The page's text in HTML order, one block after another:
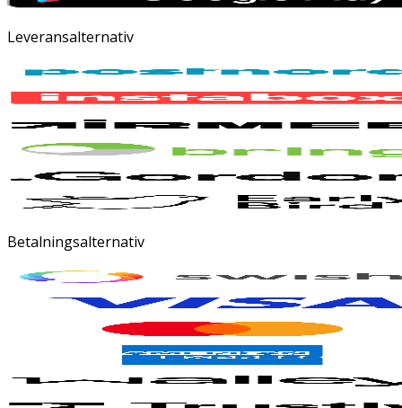
Leveransalternativ
Betalningsalternativ